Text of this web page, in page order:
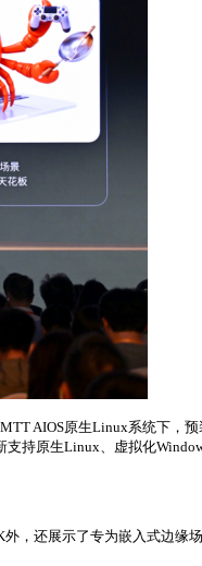
AIOS原生Linux系统下，
持原生Linux、虚拟化
，还展示了专为嵌入式边